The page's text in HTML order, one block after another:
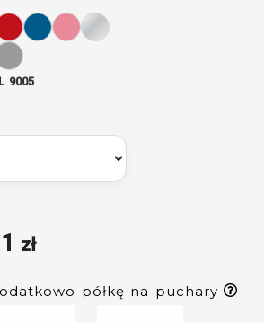
9005
zł
półkę na puchary